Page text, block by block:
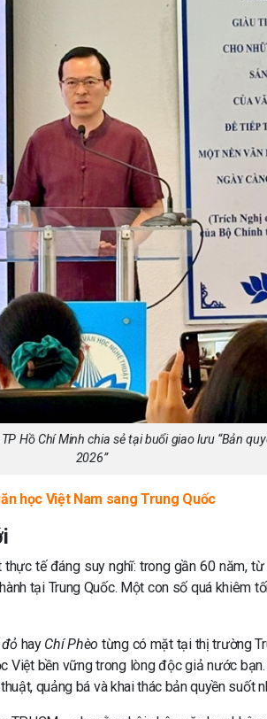
Hồ Chí Minh chia sẻ tại buổi giao lưu “Bản
2026”
học Việt Nam sang Trung Quốc
tế đáng suy nghĩ: trong gần 60 năm,
tại Trung Quốc. Một con số quá khiêm
hay Chí Phèo từng có mặt tại thị trường
Việt bền vững trong lòng độc giả nước
quảng bá và khai thác bản quyền suốt